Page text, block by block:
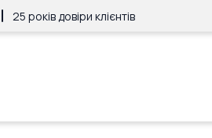
25 років довіри клієнтів